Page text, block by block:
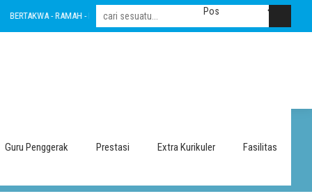
BERTAKWA - RAMAH - INOVATIF - LESTARI - INTEGRITAS - AMANAH - NASIONALIS
Guru Penggerak Prestasi Extra Kurikuler Fasilitas